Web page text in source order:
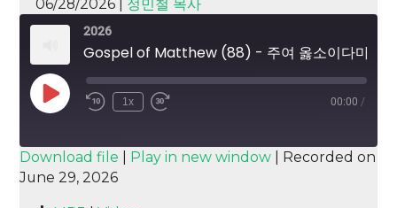
06/28/2026 | 정민철 목사
2026
Play
Episode
1x 00:00 /
SUBSCRIBE SHARE
SHARE
Download file Play in new window
Recorded on
June 29, 2026